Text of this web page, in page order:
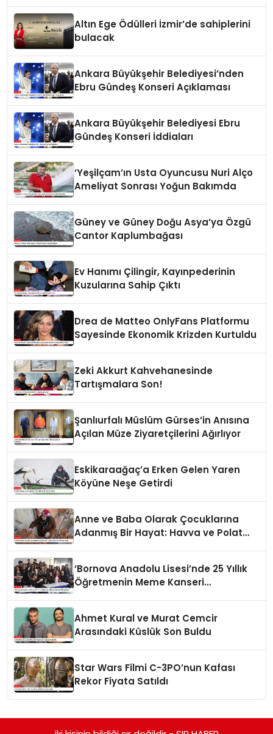
Altın Ege Ödülleri İzmir’de sahiplerini
bulacak
Ankara Büyükşehir Belediyesi’nden
Ebru Gündeş Konseri Açıklaması
Ankara Büyükşehir Belediyesi Ebru
Gündeş Konseri İddiaları
‘Yeşilçam’ın Usta Oyuncusu Nuri Alço
Ameliyat Sonrası Yoğun Bakımda
Güney ve Güney Doğu Asya’ya Özgü
Cantor Kaplumbağası
Ev Hanımı Çilingir, Kayınpederinin
Kuzularına Sahip Çıktı
Drea de Matteo OnlyFans Platformu
Sayesinde Ekonomik Krizden Kurtuldu
Zeki Akkurt Kahvehanesinde
Tartışmalara Son!
Şanlıurfalı Müslüm Gürses’in Anısına
Açılan Müze Ziyaretçilerini Ağırlıyor
Eskikaraağaç’a Erken Gelen Yaren
Köyüne Neşe Getirdi
Anne ve Baba Olarak Çocuklarına
Adanmış Bir Hayat: Havva ve Polat
‘Bornova Anadolu Lisesi’nde 25 Yıllık
Öğretmenin Meme Kanseri
Ahmet Kural ve Murat Cemcir
Arasındaki Küslük Son Buldu
Star Wars Filmi C-3PO’nun Kafası
Rekor Fiyata Satıldı